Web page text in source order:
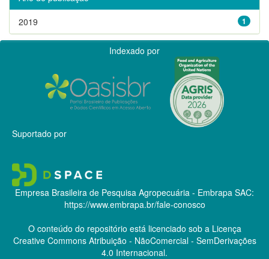
1
2019
Indexado por
Suportado por
Empresa Brasileira de Pesquisa Agropecuária - Embrapa SAC:
https://www.embrapa.br/fale-conosco
O conteúdo do repositório está licenciado sob a Licença
Creative CommonsAtribuição - NãoComercial - SemDerivações
4.0 Internacional.